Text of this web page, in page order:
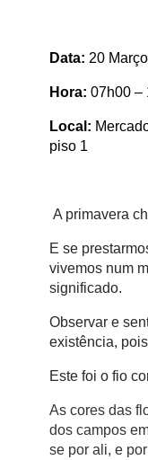
Data: 20
Hora: 07h00 –
Local:
piso 1
A primavera
E se
vivemos num
significado.
Observar e
existência,
Este foi o fio
As cores das
dos campos
se por ali, e